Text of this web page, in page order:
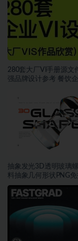
280套大厂VI手册源文
强品牌设计参考 餐饮
抽象发光3D透明玻璃
料抽象几何形状PNG免
计素材